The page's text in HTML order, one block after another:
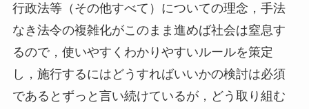
行政法等（その他すべて）についての理念，手法
なき法令の複雑化がこのまま進めば社会は窒息す
るので，使いやすくわかりやすいルールを策定
し，施行するにはどうすればいいかの検討は必須
であるとずっと言い続けているが，どう取り組む